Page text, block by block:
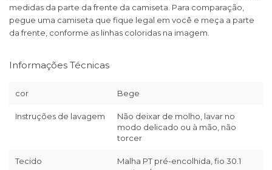
medidas da parte da frente da camiseta. Para comparação,
pegue uma camiseta que fique legal em você e meça a parte
da frente, conforme as linhas coloridas na imagem.
Informações Técnicas
cor Bege
Instruções de lavagem
Não deixar de molho, lavar no
modo delicado ou à mão, não
torcer
Tecido
Malha PT pré-encolhida, fio 30.1